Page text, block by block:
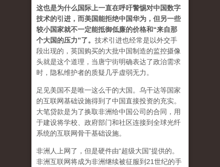
这也是为什么国际上一直在呼吁警惕对中国数字
技术的引进，而美国能拒绝中国华为，但另一些
较小国家就不一定能抵御低廉的价格和“来自那
个大国的压力”了。 技术引进也经常是以外交手
段出现的，英国购买的大批中国制造的监控摄像
头就是这个道理，当唐宁街明确表达了政治需求
时，隐私维护者的质疑几乎虚弱无力。
足见美国不是唯一这么干的大国。乌干达等国家
的互联网基础设施得到了中国直接投资的充实。
大笔贷款是为了换取非洲给中国公司的合同，用
于建设将学校、政府部门和社区连接到全球光纤
系统的互联网骨干基础设施。
非洲人上网了，但是硬件由“超级大国”提供的。
非洲互联网将成为非洲继续被征服到21世纪的手